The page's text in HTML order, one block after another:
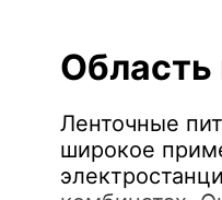
Ленточные
широкое